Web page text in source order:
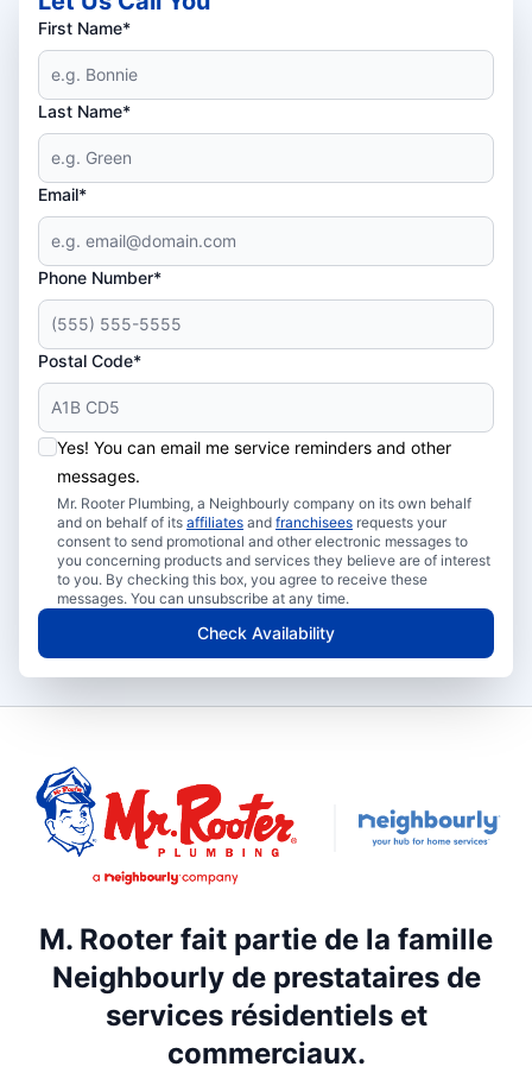
First Name*
Last Name*
Email*
Phone Number*
Postal Code*
Yes! You can email me service reminders and other
messages.
Mr. Rooter Plumbing, a Neighbourly company on its own behalf
and on behalf of its affiliates and franchisees requests your
consent to send promotional and other electronic messages to
you concerning products and services they believe are of interest
to you. By checking this box, you agree to receive these
messages. You can unsubscribe at any time.
Check Availability
M. Rooter fait partie de la famille
Neighbourly de prestataires de
services résidentiels et
commerciaux.